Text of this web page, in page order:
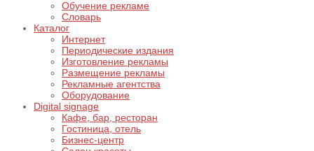
Обучение рекламе
Словарь
Каталог
Интернет
Периодические издания
Изготовление рекламы
Размещение рекламы
Рекламные агентства
Оборудование
Digital signage
Кафе, бар, ресторан
Гостиница, отель
Бизнес-центр